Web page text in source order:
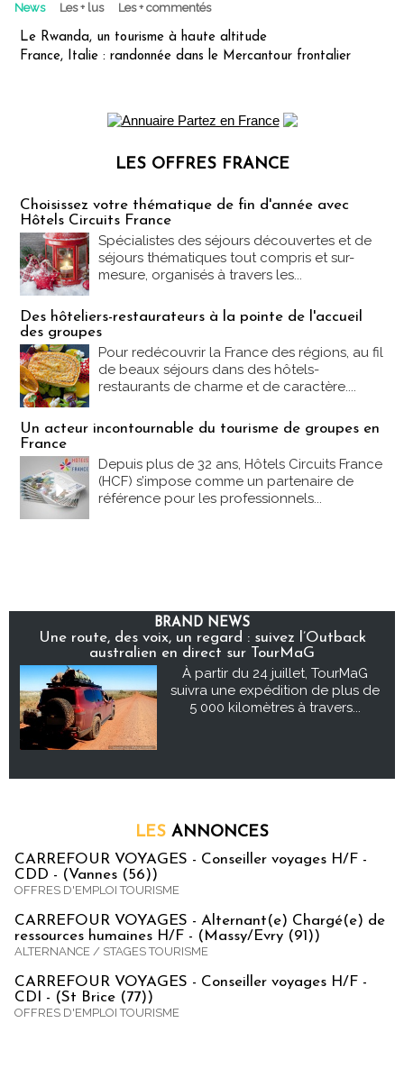
News Les + lus Les + commentés
Le Rwanda, un tourisme à haute altitude
France, Italie : randonnée dans le Mercantour frontalier
LES OFFRES FRANCE
Choisissez votre thématique de fin d'année avec
Hôtels Circuits France
Spécialistes des séjours découvertes et de
séjours thématiques tout compris et sur-
mesure, organisés à travers les...
Des hôteliers-restaurateurs à la pointe de l'accueil
des groupes
Pour redécouvrir la France des régions, au fil
de beaux séjours dans des hôtels-
restaurants de charme et de caractère....
Un acteur incontournable du tourisme de groupes en
France
Depuis plus de 32 ans, Hôtels Circuits France
(HCF) s’impose comme un partenaire de
référence pour les professionnels...
BRAND NEWS
Une route, des voix, un regard : suivez l’Outback
australien en direct sur TourMaG
À partir du 24 juillet, TourMaG
suivra une expédition de plus de
5 000 kilomètres à travers...
LES ANNONCES
CARREFOUR VOYAGES - Conseiller voyages H/F -
CDD - (Vannes (56))
OFFRES D'EMPLOI TOURISME
CARREFOUR VOYAGES - Alternant(e) Chargé(e) de
ressources humaines H/F - (Massy/Evry (91))
ALTERNANCE / STAGES TOURISME
CARREFOUR VOYAGES - Conseiller voyages H/F -
CDI - (St Brice (77))
OFFRES D'EMPLOI TOURISME